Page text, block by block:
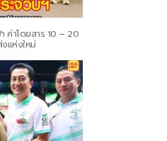
ค่าโดยสาร 10 – 20
แห่งใหม่